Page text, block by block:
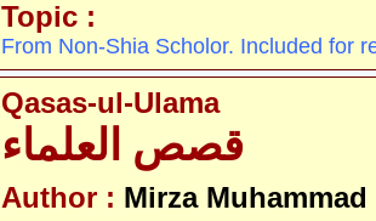
Topic :
From Non-Shia Scholor. Included for
Qasas-ul-Ulama
Author : Mirza